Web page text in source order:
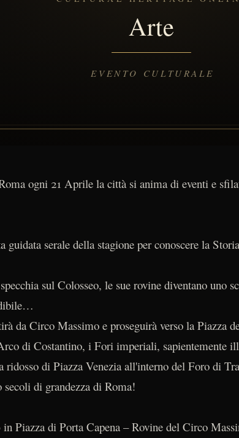
ogni 21 Aprile la città si anima di eventi e
guidata serale della stagione per conoscere la
sul Colosseo, le sue rovine diventano uno
da Circo Massimo e proseguirà verso la Piazza
di Costantino, i Fori imperiali, sapientemente
ridosso di Piazza Venezia all'interno del Foro di
di grandezza di Roma!
Piazza di Porta Capena – Rovine del Circo